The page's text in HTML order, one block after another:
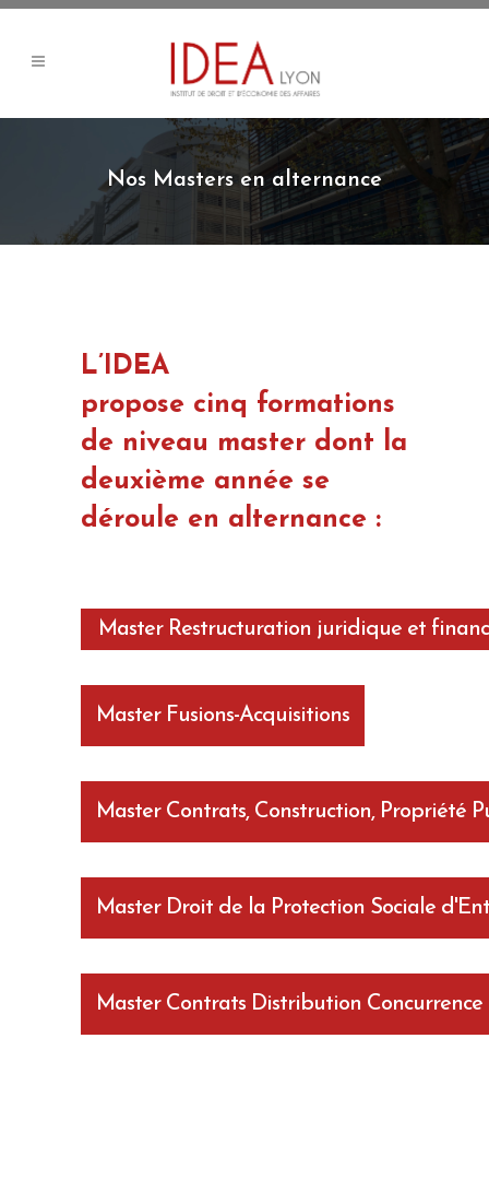
Nos Masters en alternance
L’IDEA
propose cinq formations
de niveau master dont la
deuxième année se
déroule en alternance :
Master Restructuration juridique et
Master Fusions-Acquisitions
Master Contrats, Construction, Propriété
Master Droit de la Protection Sociale
Master Contrats Distribution Concurrence